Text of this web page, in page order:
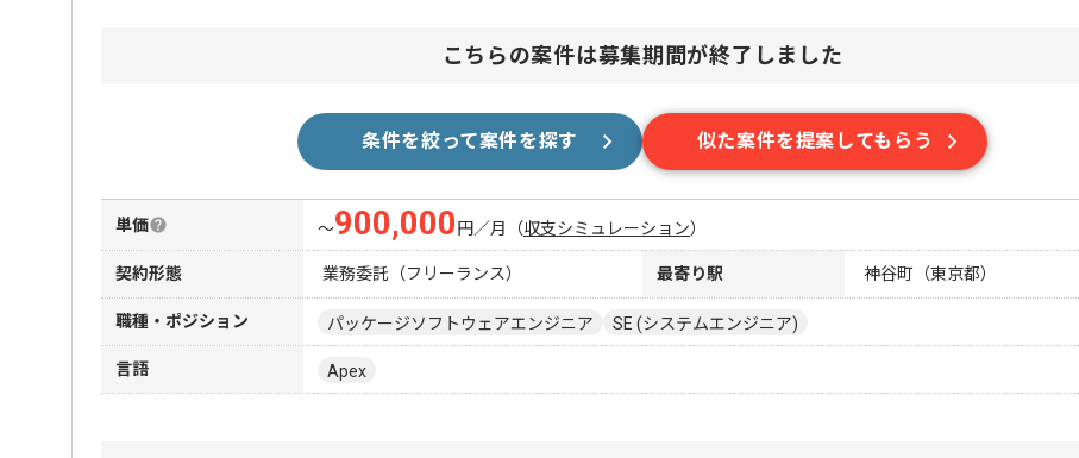
こちらの案件は募集期間が終了しました
条件を絞って案件を探す 似た案件を提案してもらう
単価 〜900,000 円／月 （収支シミュレーション）
契約形態 業務委託（フリーランス） 最寄り駅 神谷町（東京都）
職種・ポジション パッケージソフトウェアエンジニア SE (システムエンジニア)
言語 Apex